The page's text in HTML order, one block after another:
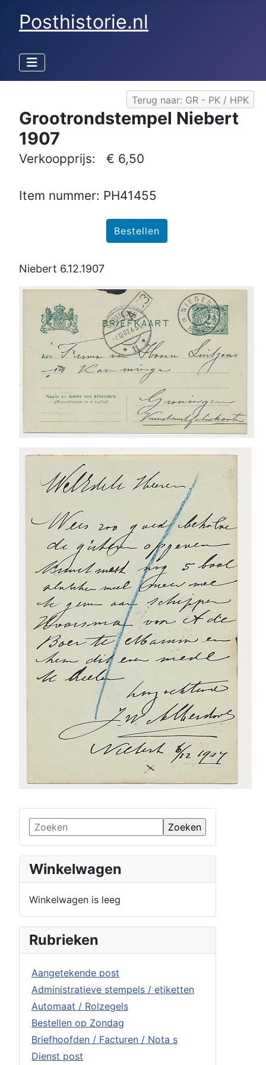
Posthistorie.nl
Winkelwagen
Winkelwagen is leeg
Rubrieken
Aangetekende post
Administratieve stempels / etiketten
Automaat / Rolzegels
Bestellen op Zondag
Briefhoofden / Facturen / Nota s
Dienst post
Terug naar: GR - PK / HPK
Grootrondstempel Niebert
1907
Verkoopprijs: € 6,50
Item nummer: PH41455
Niebert 6.12.1907